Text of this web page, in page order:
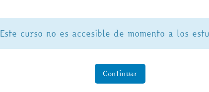
Este curso no es accesible de momento a los
Continuar